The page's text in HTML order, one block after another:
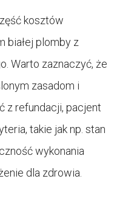
kosztów
białej plomby z
Warto zaznaczyć, że
zasadom i
z refundacji, pacjent
takie jak np. stan
wykonania
dla zdrowia.